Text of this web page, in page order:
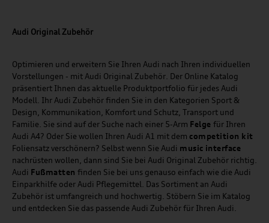
Audi Original Zubehör
Optimieren und erweitern Sie Ihren Audi nach Ihren individuellen
Vorstellungen - mit Audi Original Zubehör. Der Online Katalog
präsentiert Ihnen das aktuelle Produktportfolio für jedes Audi
Modell. Ihr Audi Zubehör finden Sie in den Kategorien Sport &
Design, Kommunikation, Komfort und Schutz, Transport und
Familie. Sie sind auf der Suche nach einer 5-Arm Felge für Ihren
Audi A4? Oder Sie wollen Ihren Audi A1 mit dem competition kit
Foliensatz verschönern? Selbst wenn Sie Audi music interface
nachrüsten wollen, dann sind Sie bei Audi Original Zubehör richtig.
Audi Fußmatten finden Sie bei uns genauso einfach wie die Audi
Einparkhilfe oder Audi Pflegemittel. Das Sortiment an Audi
Zubehör ist umfangreich und hochwertig. Stöbern Sie im Katalog
und entdecken Sie das passende Audi Zubehör für Ihren Audi.